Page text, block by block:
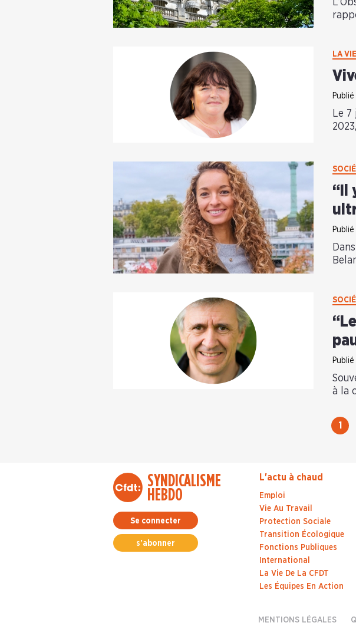
LA
Le
“Il
à la
1
SYNDICALISME
HEBDO
Se connecter
s'abonner
L'actu à chaud
Emploi
Vie Au Travail
Protection Sociale
Transition Écologique
Fonctions Publiques
International
La Vie De La CFDT
Les Équipes En Action
MENTIONS LÉGALES